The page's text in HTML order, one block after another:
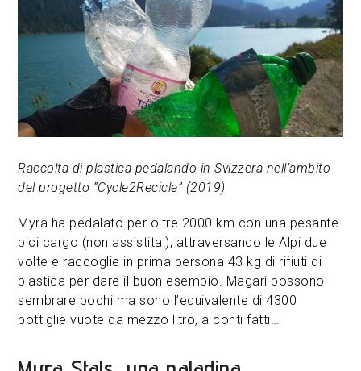
Raccolta di plastica pedalando in Svizzera nell’ambito
del progetto “Cycle2Recicle” (2019)
Myra ha pedalato per oltre 2000 km con una pesante
bici cargo (non assistita!), attraversando le Alpi due
volte e raccoglie in prima persona 43 kg di rifiuti di
plastica per dare il buon esempio. Magari possono
sembrare pochi ma sono l’equivalente di 4300
bottiglie vuote da mezzo litro, a conti fatti…